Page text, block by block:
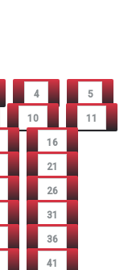
4 5
10 11
16
21
26
31
36
41